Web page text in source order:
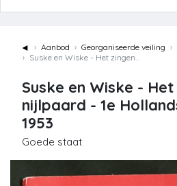
◄ Aanbod Georganiseerde veiling
Suske en Wiske - Het zingende nijlpaard - 1e Hollandse druk 1953
Suske en Wiske -
nijlpaard - 1e
1953
Goede staat